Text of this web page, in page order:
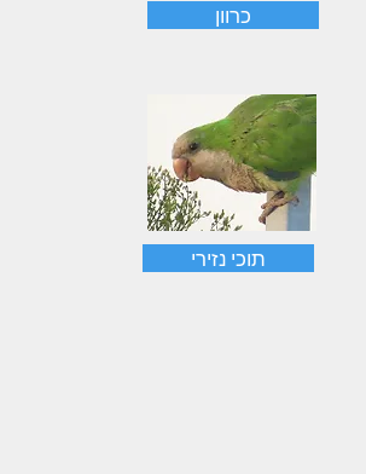
כרוון
תוכי נזירי